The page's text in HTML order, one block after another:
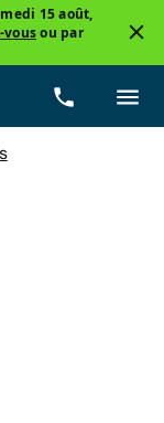
15 août,
vousou par